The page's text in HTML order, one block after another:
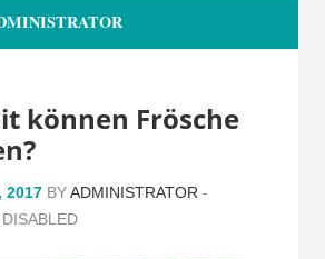
können Frösche
2017 BYADMINISTRATOR -